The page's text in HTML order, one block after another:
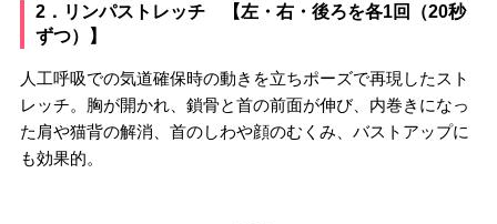
2．リンパストレッチ 【左・右・後ろを各1回（20秒
ずつ）】
人工呼吸での気道確保時の動きを立ちポーズで再現したスト
レッチ。胸が開かれ、鎖骨と首の前面が伸び、内巻きになっ
た肩や猫背の解消、首のしわや顔のむくみ、バストアップに
も効果的。